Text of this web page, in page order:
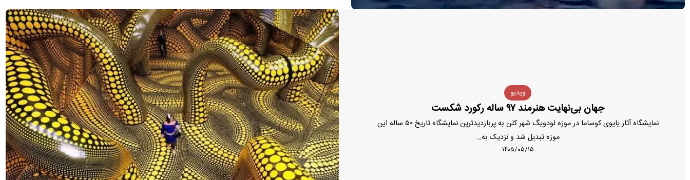
ویدیو
جهان بی‌نهایت هنرمند ۹۷ ساله رکورد شکست
نمایشگاه آثار یایوی کوساما در موزه لودویگ شهر کلن به پربازدیدترین نمایشگاه تاریخ ۵۰ ساله این
موزه تبدیل شد و نزدیک به…
۱۴۰۵/۰۵/۱۵